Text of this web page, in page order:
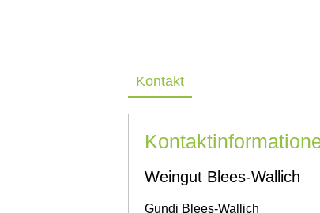
Kontakt
Weingut Blees-Wallich
Gundi Blees-Wallich